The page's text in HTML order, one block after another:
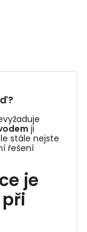
ji
stále nejste
řešení
je